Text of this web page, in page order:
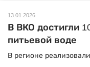
13.01.2026
В ВКО достигли
питьевой воде
В регионе